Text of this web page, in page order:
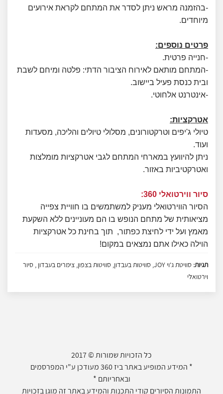
-בהזמנה מראש ניתן לסדר את המתחם לקראת אירועים
מיוחדים.
פרטים נוספים:
-חנייה פרטית.
-המתחם מותאם לאירוח הציבור הדתי: פלטה ומיחם לשבת
ובית כנסת פעיל ביישוב.
-אינטרנט אלחוטי.
אטרקציות:
טיולי ג'יפים וטרקטורונים, מסלולי טיולים והליכה, מסעדות
ועוד.
ניתן להיוועץ במארחי המתחם לגבי אטרקציות מומלצות
ואטרקטיביות באזור.
סיור ווירטואלי 360:
הסיור הווירטואלי מעניק למשתמשים בו חוויית צפייה
מציאותית של מתחם הנופש בו הם מעוניינים ללא השקעת
מאמץ ועל ידי לחיצת כפתור, תוך בחינת כל אטרקציות
הוילה כאילו אתם נמצאים במקום!
תגיות:
סוויטת ג'וי JOY, סוויטות בעבדון, סוויטות בצפון, צימרים בעבדון , סיור
וירטואלי
כל הזכויות שמורות © 2017
* המידע המופיע באתר ביז 360 מעודכן ע"י המפרסמים
ובאחריותם *
התמונות הסיורים קודי התכנות והמידע באתר זה מוגן בזכויות